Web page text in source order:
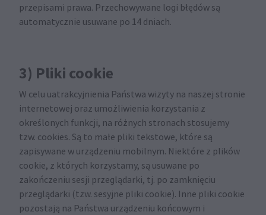
przepisami prawa. Przechowywane logi błędów są
automatycznie usuwane po 14 dniach.
3) Pliki cookie
W celu uatrakcyjnienia Państwa wizyty na naszej stronie
internetowej oraz umożliwienia korzystania z
określonych funkcji, na różnych stronach stosujemy
tzw. cookies. Są to małe pliki tekstowe, które są
zapisywane w urządzeniu mobilnym. Niektóre z plików
cookie, z których korzystamy, są usuwane po
zakończeniu sesji przeglądarki, tj. po zamknięciu
przeglądarki (tzw. sesyjne pliki cookie). Inne pliki cookie
pozostają na Państwa urządzeniu końcowym i